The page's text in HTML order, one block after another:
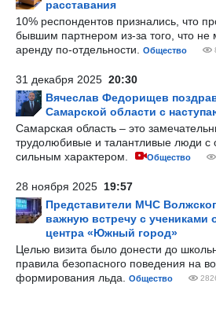
расставания
10% респондентов признались, что
бывшим партнером из-за того, что не
аренду по-отдельности.
Общество
31 декабря 2025 20:30
Вячеслав Федорищев
Самарской области с
Самарская область – это
трудолюбивые и талантливые люди с
сильным характером.
Общество
28 ноября 2025 19:57
Представители МЧС
важную встречу с учениками
центра «Южный город»
Целью визита было донести до
правила безопасного поведения на
формирования льда.
Общество